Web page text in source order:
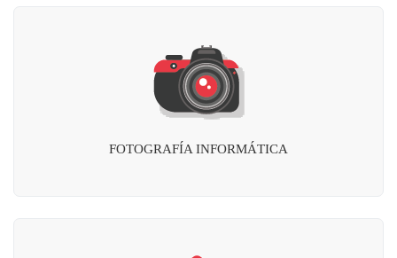
FOTOGRAFÍA INFORMÁTICA